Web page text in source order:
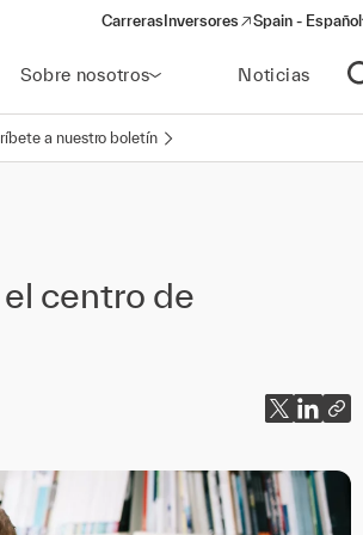
Carreras Inversores
(opens in a new window)
Spain - Español
Sobre nosotros Noticias
a nuestro boletín
centro de